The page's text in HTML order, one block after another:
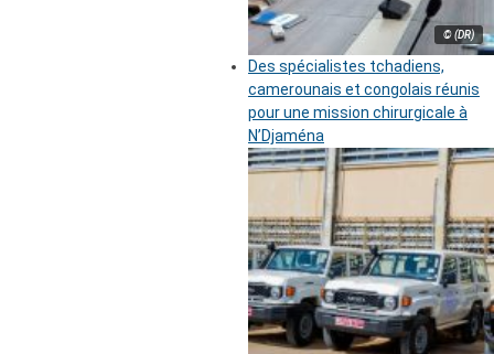
© (DR)
Des spécialistes tchadiens,
camerounais et congolais réunis
pour une mission chirurgicale à
N’Djaména